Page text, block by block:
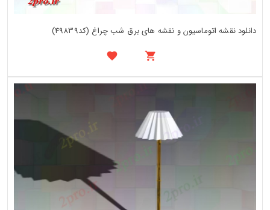
دانلود نقشه اتوماسیون و نقشه های برق شب چراغ (کد49839)